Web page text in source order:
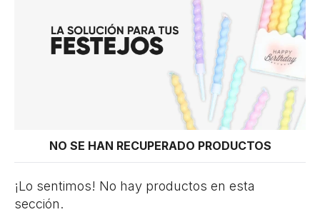
NO SE HAN RECUPERADO PRODUCTOS
¡Lo sentimos! No hay productos en esta
sección.